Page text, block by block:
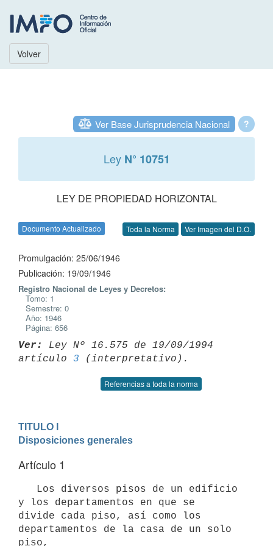
Volver
?
Ver Base Jurisprudencia Nacional
Ley N° 10751
LEY DE PROPIEDAD HORIZONTAL
Documento Actualizado Toda la Norma Ver Imagen del D.O.
Promulgación: 25/06/1946
Publicación: 19/09/1946
Registro Nacional de Leyes y Decretos:
Tomo: 1
Semestre: 0
Año: 1946
Página: 656
Ver:
Ley Nº 16.575 de 19/09/1994
artículo 3
Referencias a toda la norma
TITULO I
Disposiciones generales
Artículo 1
y los departamentos en que se
divide cada piso, así como los
departamentos de la casa de un solo
piso,